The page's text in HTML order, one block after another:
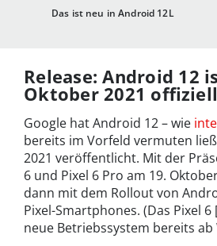
Das ist neu in Android 12L
Release: Android 12
Oktober 2021 offiziell
Google hat Android 12 – wie
bereits im Vorfeld vermuten
2021 veröffentlicht. Mit der
6 und Pixel 6 Pro am 19.
dann mit dem Rollout von
Pixel-Smartphones. (Das Pixel
neue Betriebssystem bereits ab